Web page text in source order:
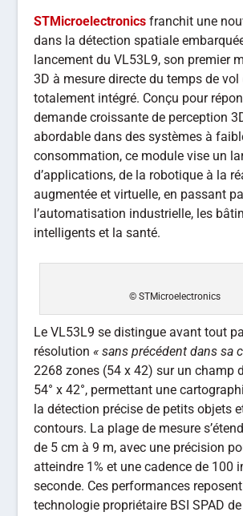
STMicroelectronics franchit une
dans la détection spatiale
lancement du VL53L9, son premier
3D à mesure directe du temps de vol
totalement intégré. Conçu pour
demande croissante de perception
abordable dans des systèmes à
consommation, ce module vise un
d’applications, de la robotique à la
augmentée et virtuelle, en passant
l’automatisation industrielle, les
intelligents et la santé.
© STMicroelectronics
Le VL53L9 se distingue avant tout
résolution« sans précédent dans sa
2268 zones (54 x 42) sur un champ
54° x 42°, permettant une
la détection précise de petits objets
contours. La plage de mesure
de 5 cm à 9 m, avec une précision
atteindre 1% et une cadence de 100
seconde. Ces performances
technologie propriétaire BSI SPAD